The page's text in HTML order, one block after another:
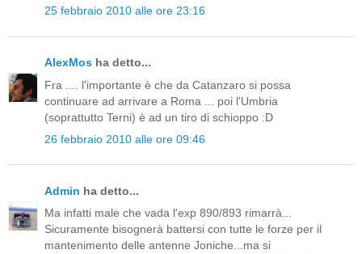
25 febbraio 2010 alle ore 23:16
AlexMos ha detto...
Fra .... l'importante è che da Catanzaro si possa
continuare ad arrivare a Roma ... poi l'Umbria
(soprattutto Terni) è ad un tiro di schioppo :D
26 febbraio 2010 alle ore 09:46
Admin ha detto...
Ma infatti male che vada l'exp 890/893 rimarrà...
Sicuramente bisognerà battersi con tutte le forze per il
mantenimento delle antenne Joniche...ma si